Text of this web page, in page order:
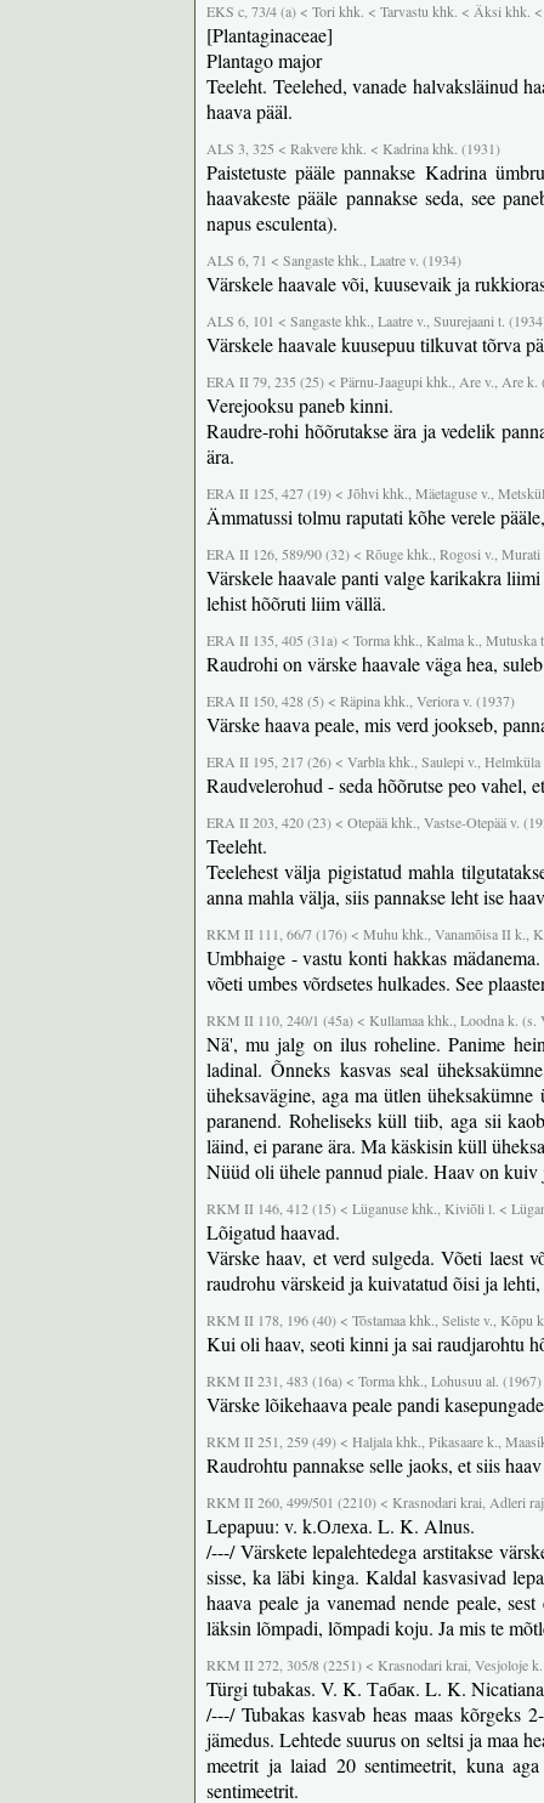
EKS c, 73/4 (a) < Tori khk. < Tarvastu khk. < Äksi khk.
[Plantaginaceae]
Plantago major
Teeleht. Teelehed, vanade halvaksläinud
haava pääl.
ALS 3, 325 < Rakvere khk. < Kadrina khk. (1931)
Paistetuste pääle pannakse Kadrina
haavakeste pääle pannakse seda, see
napus esculenta).
ALS 6, 71 < Sangaste khk., Laatre v. (1934)
Värskele haavale või, kuusevaik ja
ALS 6, 101 < Sangaste khk., Laatre v., Suurejaani t.
Värskele haavale kuusepuu tilkuvat tõrva
ERA II 79, 235 (25) < Pärnu-Jaagupi khk., Are v., Are k.
Verejooksu paneb kinni.
Raudre-rohi hõõrutakse ära ja vedelik
ära.
ERA II 125, 427 (19) < Jõhvi khk., Mäetaguse v.,
Ämmatussi tolmu raputati kõhe verele
ERA II 126, 589/90 (32) < Rõuge khk., Rogosi v., Murati
Värskele haavale panti valge karikakra
lehist hõõruti liim vällä.
ERA II 135, 405 (31a) < Torma khk., Kalma k., Mutuska
Raudrohi on värske haavale väga hea,
ERA II 150, 428 (5) < Räpina khk., Veriora v. (1937)
Värske haava peale, mis verd jookseb,
ERA II 195, 217 (26) < Varbla khk., Saulepi v.,
Raudvelerohud - seda hõõrutse peo vahel,
ERA II 203, 420 (23) < Otepää khk., Vastse-Otepää v.
Teeleht.
Teelehest välja pigistatud mahla
anna mahla välja, siis pannakse leht ise
RKM II 111, 66/7 (176) < Muhu khk., Vanamõisa II k.,
Umbhaige - vastu konti hakkas
võeti umbes võrdsetes hulkades. See
RKM II 110, 240/1 (45a) < Kullamaa khk., Loodna k.
Nä', mu jalg on ilus roheline. Panime
ladinal. Õnneks kasvas seal
üheksavägine, aga ma ütlen
paranend. Roheliseks küll tiib, aga sii
läind, ei parane ära. Ma käskisin küll
Nüüd oli ühele pannud piale. Haav on kuiv
RKM II 146, 412 (15) < Lüganuse khk., Kiviõli l. <
Lõigatud haavad.
Värske haav, et verd sulgeda. Võeti laest
raudrohu värskeid ja kuivatatud õisi ja
RKM II 178, 196 (40) < Tõstamaa khk., Seliste v., Kõpu
Kui oli haav, seoti kinni ja sai raudjarohtu
RKM II 231, 483 (16a) < Torma khk., Lohusuu al. (1967)
Värske lõikehaava peale pandi
RKM II 251, 259 (49) < Haljala khk., Pikasaare k.,
Raudrohtu pannakse selle jaoks, et siis
RKM II 260, 499/501 (2210) < Krasnodari krai, Adleri
Lepapuu: v. k.Олеха. L. K. Alnus.
/---/ Värskete lepalehtedega arstitakse
sisse, ka läbi kinga. Kaldal kasvasivad
haava peale ja vanemad nende peale,
läksin lõmpadi, lõmpadi koju. Ja mis te
RKM II 272, 305/8 (2251) < Krasnodari krai, Vesjoloje
Türgi tubakas. V. K. Табак. L. K.
/---/ Tubakas kasvab heas maas kõrgeks
jämedus. Lehtede suurus on seltsi ja maa
meetrit ja laiad 20 sentimeetrit, kuna
sentimeetrit.